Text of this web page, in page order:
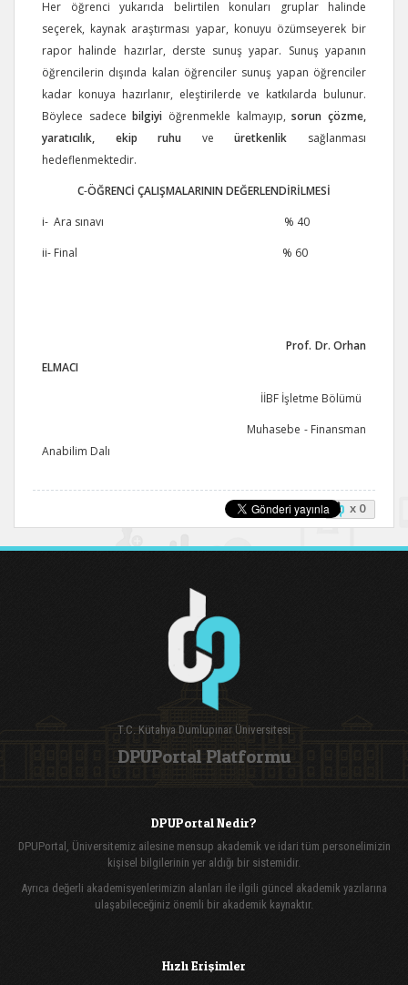
Her öğrenci yukarıda belirtilen konuları gruplar halinde
seçerek, kaynak araştırması yapar, konuyu özümseyerek bir
rapor halinde hazırlar, derste sunuş yapar. Sunuş yapanın
öğrencilerin dışında kalan öğrenciler sunuş yapan öğrenciler
kadar konuya hazırlanır, eleştirilerde ve katkılarda bulunur.
Böylece sadecebilgiyi öğrenmekle kalmayıp,sorun çözme,
yaratıcılık, ekip ruhu veüretkenlik sağlanması
hedeflenmektedir.
C-ÖĞRENCİ ÇALIŞMALARININ DEĞERLENDİRİLMESİ
i- Ara sınavı % 40
ii- Final % 60
Prof. Dr. Orhan
ELMACI
İİBF İşletme Bölümü
Muhasebe - Finansman
Anabilim Dalı
x 0
T.C. Kütahya Dumlupınar Üniversitesi
DPUPortal Platformu
DPUPortal Nedir?
DPUPortal, Üniversitemiz ailesine mensup akademik ve idari tüm personelimizin
kişisel bilgilerinin yer aldığı bir sistemidir.
Ayrıca değerli akademisyenlerimizin alanları ile ilgili güncel akademik yazılarına
ulaşabileceğiniz önemli bir akademik kaynaktır.
Hızlı Erişimler